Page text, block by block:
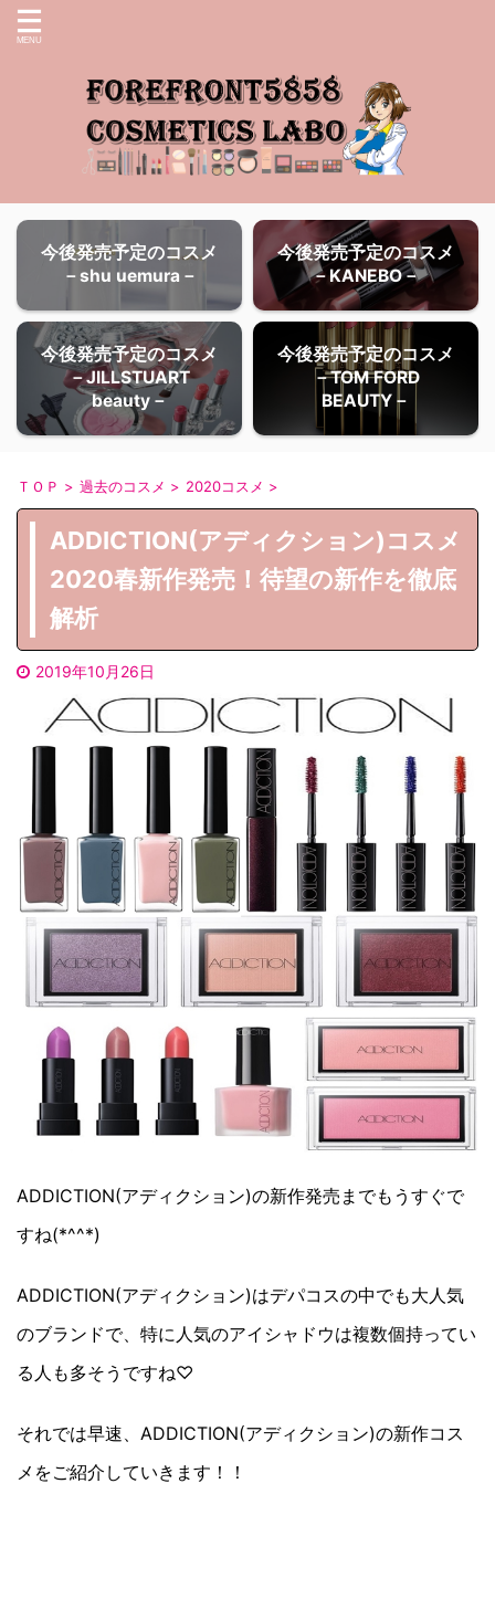
今後発売予定のコスメ
－shu uemura－
今後発売予定のコスメ
－KANEBO－
今後発売予定のコスメ
－JILLSTUART
beauty－
今後発売予定のコスメ
－TOM FORD
BEAUTY－
ＴＯＰ > 過去のコスメ > 2020コスメ >
ADDICTION(アディクション)コスメ
2020春新作発売！待望の新作を徹底
解析
2019年10月26日
ADDICTION(アディクション)の新作発売までもうすぐで
すね(*^^*)
ADDICTION(アディクション)はデパコスの中でも大人気
のブランドで、特に人気のアイシャドウは複数個持ってい
る人も多そうですね♡
それでは早速、ADDICTION(アディクション)の新作コス
メをご紹介していきます！！